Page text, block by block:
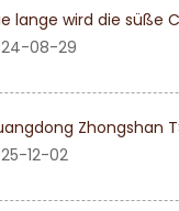
08-29
12-02